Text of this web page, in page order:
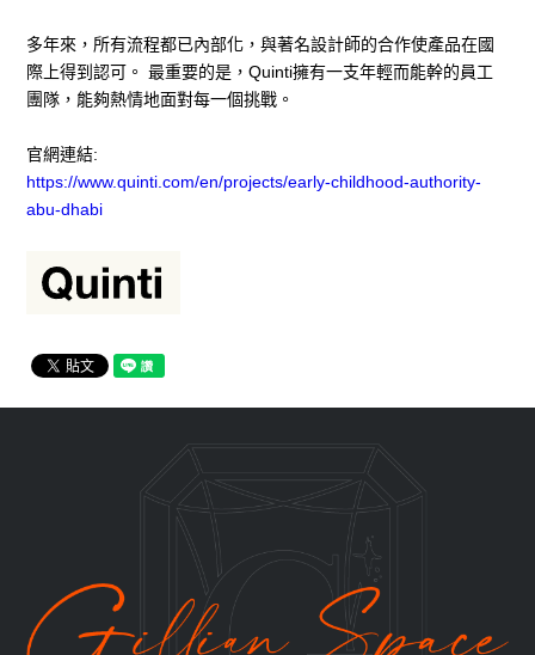
多年來，所有流程都已內部化，與著名設計師的合作使產品在國
際上得到認可。 最重要的是，Quinti擁有一支年輕而能幹的員工
團隊，能夠熱情地面對每一個挑戰。
官網連結:
https://www.quinti.com/en/projects/early-childhood-authority-
abu-dhabi